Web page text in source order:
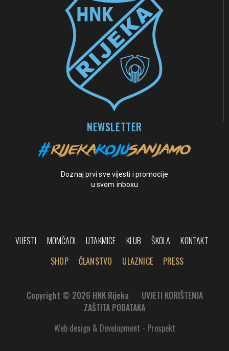
NEWSLETTER
Doznaj prvi sve vijesti i promocije
u svom inboxu
VIJESTI MOMČADI UTAKMICE KLUB ŠKOLA
KONTAKT
SHOP
ČLANSTVO ULAZNICE PRESS
Copyright © 2026 HNK Rijeka
UVJETI KORIŠTENJA
ZAŠTITA PODATAKA
Web design & Development - Prospekt